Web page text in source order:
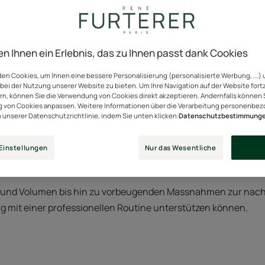
les bons gestes pour des cheveux longs et forts
oft die Vorstellung von gesunder Haarpracht.
anspruchsvolle Realität: Das Haar wachsen zu lassen
Pflegeschritte.
sind zwei Schritte entscheidend: das Haarwachstum
zu bewahren.
Volumen bis hin zu vorbeugenden Massnahmen zur
mit einer professionellen Routine unterstützen können.
Ihnen ein Erlebnis, das zu Ihnen passt dank Cookies
Cookies, um Ihnen eine bessere Personalisierung (personalisierte Werbung,
der Nutzung unserer Website zu bieten. Um Ihre Navigation auf der Website
können Sie die Verwendung von Cookies direkt akzeptieren. Andernfalls können
von Cookies anpassen. Weitere Informationen über die Verarbeitung
unserer Datenschutzrichtlinie, indem Sie unten klicken:
Nur das Wesentliche